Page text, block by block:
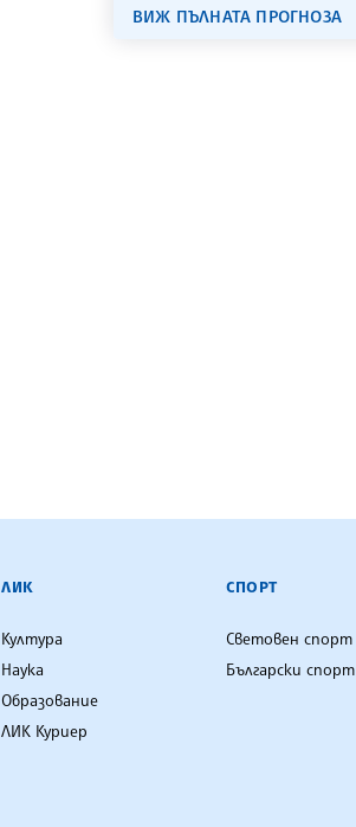
ВИЖ ПЪЛНАТА ПРОГНОЗА
ЛИК
Култура
Наука
Образование
ЛИК Куриер
СПОРТ
Световен спорт
Български спорт